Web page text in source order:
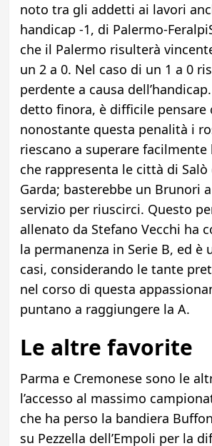
noto tra gli addetti ai lavori
handicap -1, di Palermo-
che il Palermo risulterà
un 2 a 0. Nel caso di un 1 a 0
perdente a causa
detto finora, è difficile pensare
nonostante questa penalità i
riescano a superare
che rappresenta le città di Salò
Garda; basterebbe un Brunori
servizio per riuscirci. Questo
allenato da Stefano Vecchi ha
la permanenza in Serie B, ed è
casi, considerando le tante
nel corso di questa
puntano a raggiungere la A.
Le altre favorite
Parma e Cremonese sono le
l’accesso al massimo
che ha perso la bandiera
su Pezzella dell’Empoli per la